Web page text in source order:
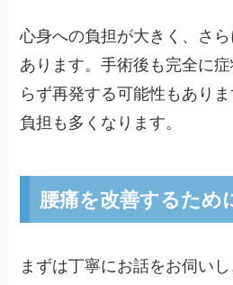
心身への負担が大きく、さ
あります。手術後も完全に
らず再発する可能性もあり
負担も多くなります。
腰痛を改善するため
まずは丁寧にお話をお伺い